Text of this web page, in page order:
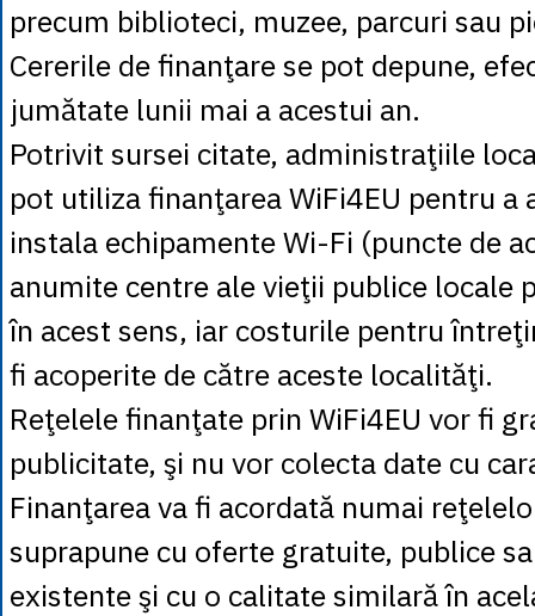
precum biblioteci, muzee, parcuri sau
Cererile de finanţare se pot depune,
jumătate lunii mai a acestui an.
Potrivit sursei citate, administraţiile
pot utiliza finanţarea WiFi4EU pentru a
instala echipamente Wi-Fi (puncte de
anumite centre ale vieţii publice locale
în acest sens, iar costurile pentru
fi acoperite de către aceste localităţi.
Reţelele finanţate prin WiFi4EU vor fi
publicitate, şi nu vor colecta date cu
Finanţarea va fi acordată numai
suprapune cu oferte gratuite, publice
existente şi cu o calitate similară în